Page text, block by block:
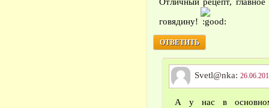
говядину!
ОТВЕТИТЬ
Svetl@nka:
А у нас в